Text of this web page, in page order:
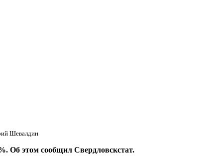
Шевалдин
этом сообщил Свердловскстат.